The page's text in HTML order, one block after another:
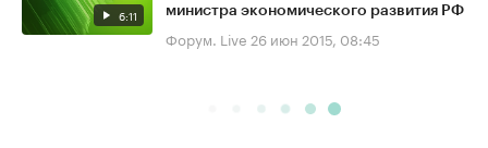
6:11
министра экономического развития РФ
Форум. Live 26 июн 2015, 08:45